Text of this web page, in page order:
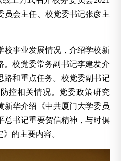
员会主任、校党委书记张彦主
校事业发展情况，介绍学校新
。校党委常务副书记李建发介
路和重点任务。校党委副书记
控相关情况。党委政策研究
新华介绍《中共厦门大学委员
总书记重要贺信精神，与时俱
的主要内容。